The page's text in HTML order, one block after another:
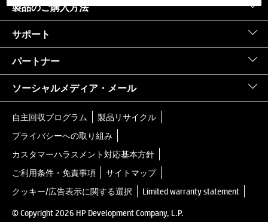
製品のご購入方法
サポート
パートナー
ソーシャルメディア・メール
自主回収プログラム
製品リサイクル
プライバシーへの取り組み
カスタマーハラスメント対応基本方針
ご利用条件・免責事項
サイトマップ
クッキー/広告表示に関する選択
Limited warranty statement
© Copyright 2026 HP Development Company, L.P.